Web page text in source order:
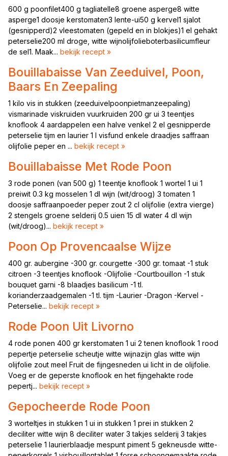
600 g poonfilet400 g tagliatelle8 groene asperge8 witte
asperge1 doosje kerstomaten3 lente-ui50 g kervel1 sjalot
(gesnipperd)2 vleestomaten (gepeld en in blokjes)1 el gehakt
peterselie200 ml droge, witte wijnolijfolieboterbasilicumfleur
de sel1. Maak... bekijk recept »
Bouillabaisse Van Zeeduivel, Poon,
Baars En Zeepaling
1 kilo vis in stukken (zeeduivelpoonpietmanzeepaling)
vismarinade viskruiden vuurkruiden 200 gr ui 3 teentjes
knoflook 4 aardappelen een halve venkel 2 el gesnipperde
peterselie tijm en laurier 1 l visfund enkele draadjes saffraan
olijfolie peper en ... bekijk recept »
Bouillabaisse Met Rode Poon
3 rode ponen (van 500 g) 1 teentje knoflook 1 wortel 1 ui 1
preiwit 0.3 kg mosselen 1 dl wijn (wit/droog) 3 tomaten 1
doosje saffraanpoeder peper zout 2 cl olijfolie (extra vierge)
2 stengels groene selderij 0.5 uien 15 dl water 4 dl wijn
(wit/droog)... bekijk recept »
Poon Op Provencaalse Wijze
400 gr. aubergine -300 gr. courgette -300 gr. tomaat -1 stuk
citroen -3 teentjes knoflook -Olijfolie -Courtbouillon -1 stuk
bouquet garni -8 blaadjes basilicum -1 tl.
korianderzaadgemalen -1 tl. tijm -Laurier -Dragon -Kervel -
Peterselie... bekijk recept »
Rode Poon Uit Livorno
4 rode ponen 400 gr kerstomaten 1 ui 2 tenen knoflook 1 rood
pepertje peterselie scheutje witte wijnazijn glas witte wijn
olijfolie zout meel Fruit de fijngesneden ui licht in de olijfolie.
Voeg er de geperste knoflook en het fijngehakte rode
pepertj... bekijk recept »
Gepocheerde Rode Poon
3 worteltjes in stukken 1 ui in stukken 1 prei in stukken 2
deciliter witte wijn 8 deciliter water 3 takjes selderij 3 takjes
peterselie 1 laurierblaadje mespunt piment 5 gekneusde witte-